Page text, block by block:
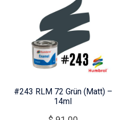
#243 RLM 72 Grün (Matt) –
14ml